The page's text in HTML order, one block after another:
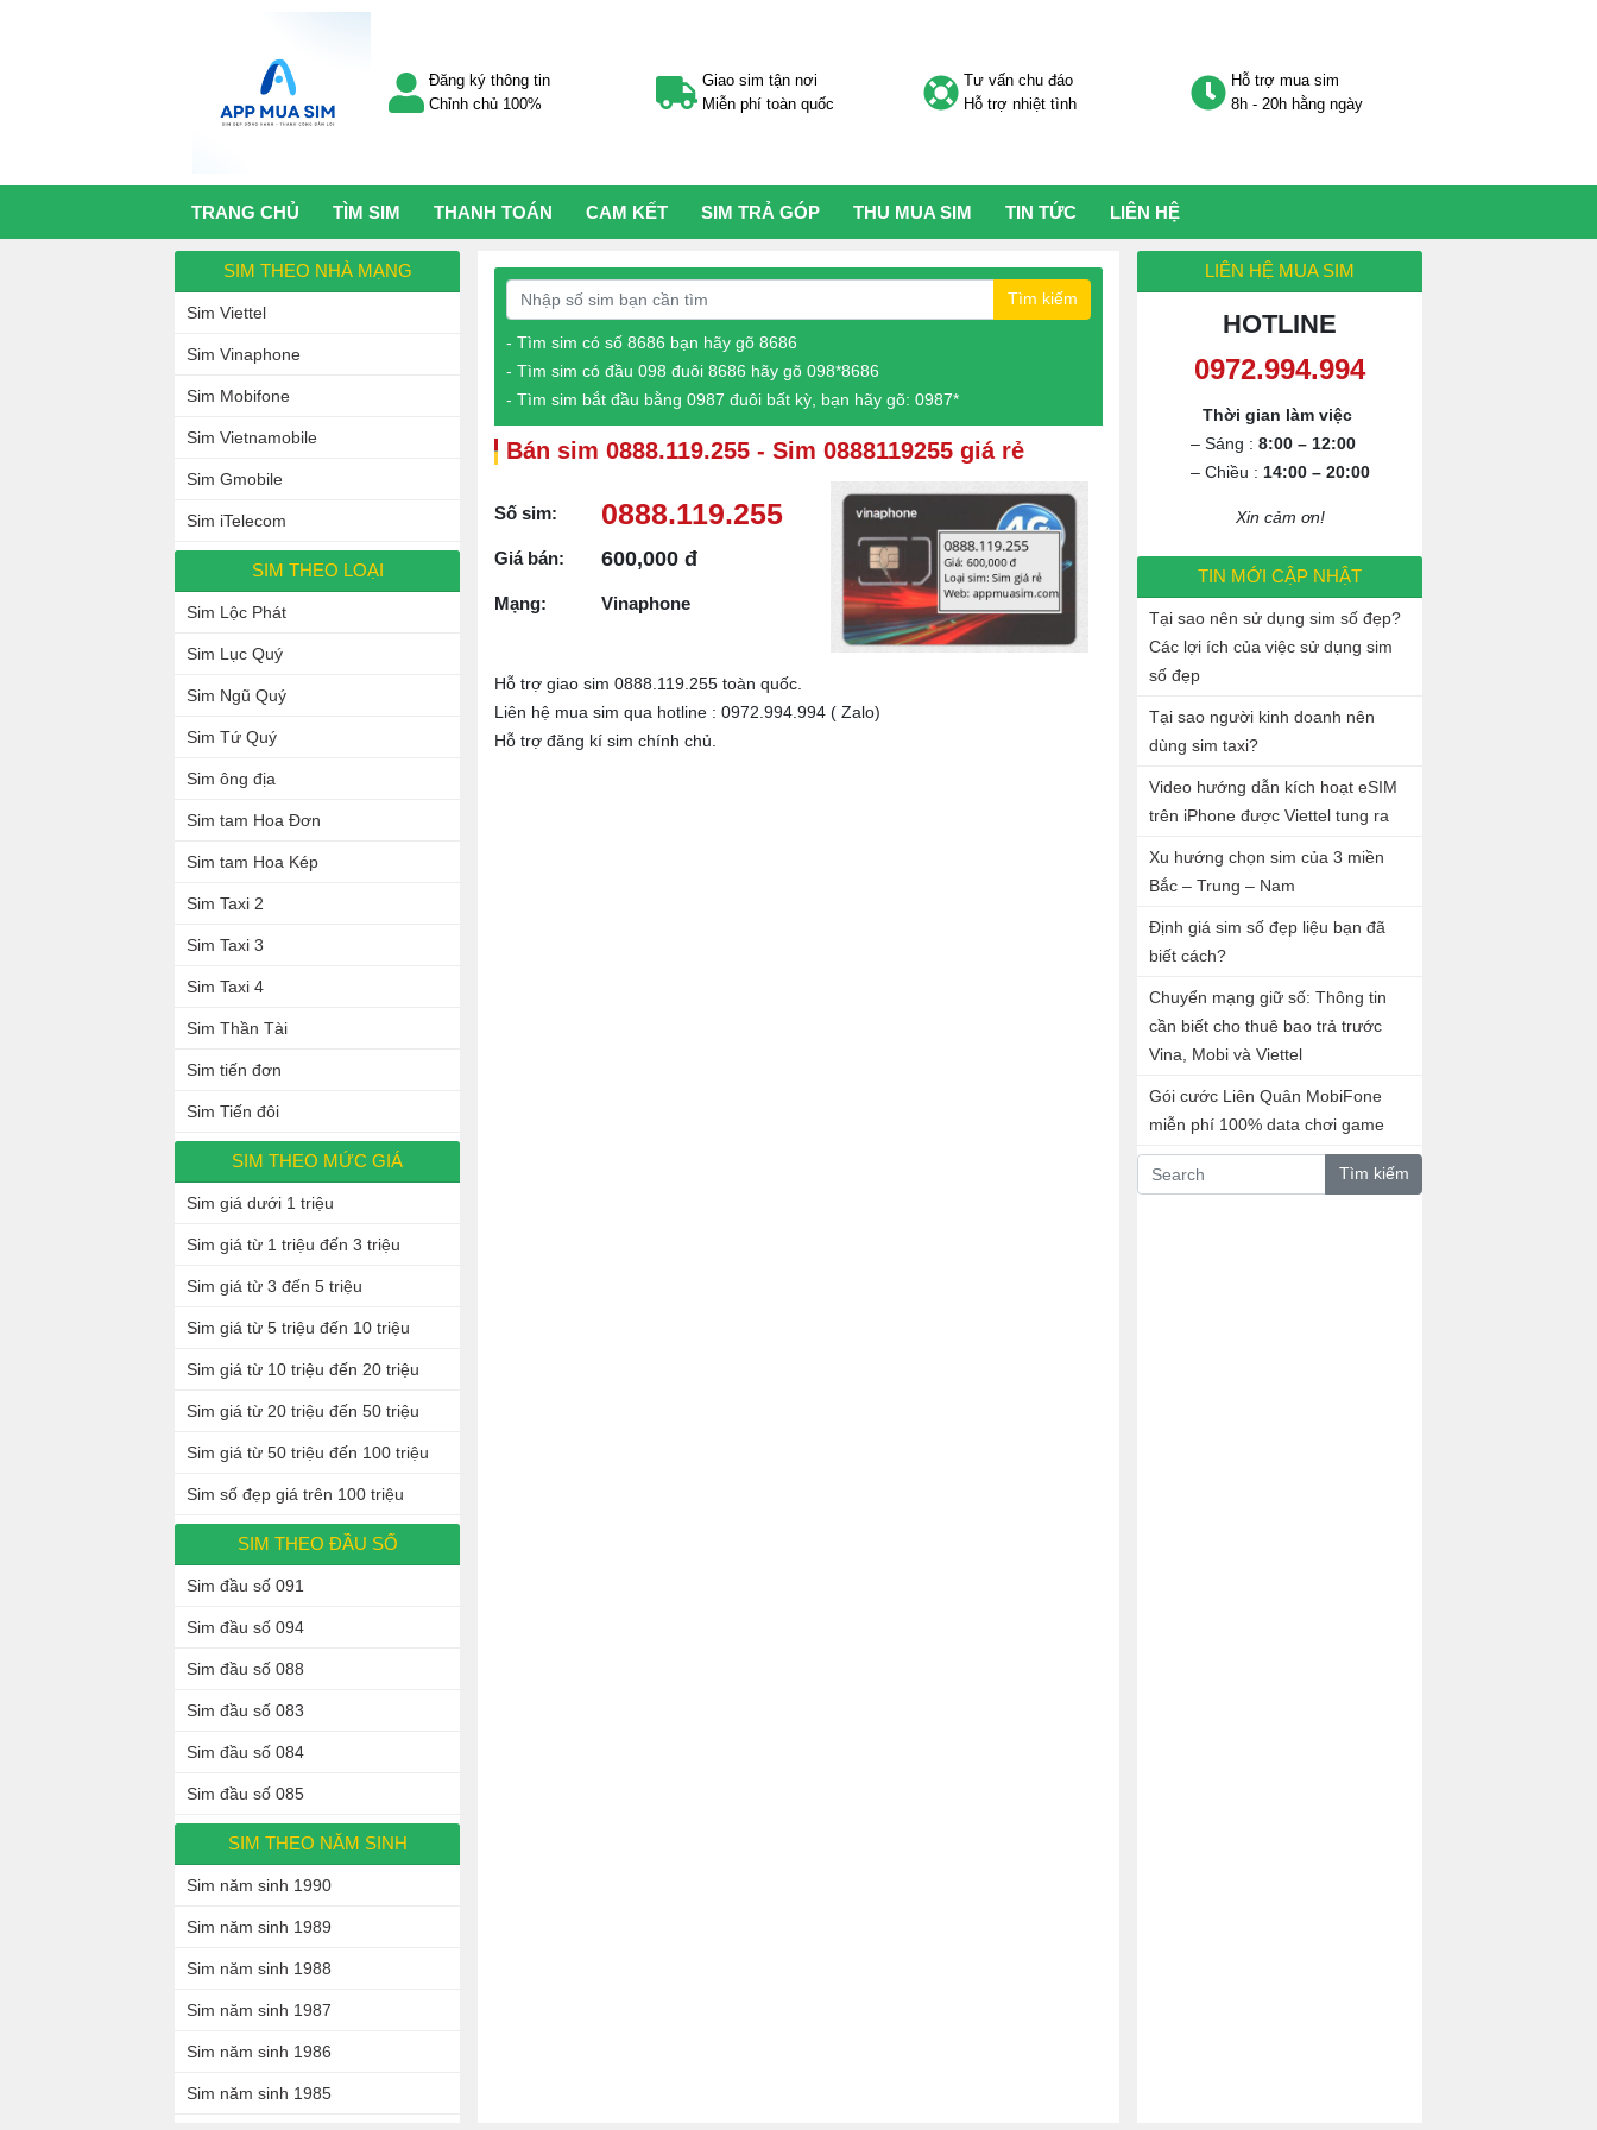
Đăng ký thông tin
Chỉnh chủ 100%
Giao sim tận nơi
Miễn phí toàn quốc
Tư vấn chu đáo
Hỗ trợ nhiệt tình
Hỗ trợ mua sim
8h - 20h hằng ngày
TRANG CHỦ TÌM SIM THANH TOÁN CAM KẾT SIM TRẢ GÓP THU MUA SIM TIN TỨC LIÊN HỆ
Tìm kiếm
- Tìm sim có số 8686 bạn hãy gõ 8686
- Tìm sim có đầu 098 đuôi 8686 hãy gõ 098*8686
- Tìm sim bắt đầu bằng 0987 đuôi bất kỳ, bạn hãy gõ: 0987*
Bán sim 0888.119.255 - Sim 0888119255 giá rẻ
Số sim: 0888.119.255
Giá bán: 600,000 đ
Mạng: Vinaphone
Hỗ trợ giao sim 0888.119.255 toàn quốc.
Liên hệ mua sim qua hotline : 0972.994.994 ( Zalo)
Hỗ trợ đăng kí sim chính chủ.
SIM THEO NHÀ MẠNG
Sim Viettel
Sim Vinaphone
Sim Mobifone
Sim Vietnamobile
Sim Gmobile
Sim iTelecom
SIM THEO LOẠI
Sim Lộc Phát
Sim Lục Quý
Sim Ngũ Quý
Sim Tứ Quý
Sim ông địa
Sim tam Hoa Đơn
Sim tam Hoa Kép
Sim Taxi 2
Sim Taxi 3
Sim Taxi 4
Sim Thần Tài
Sim tiến đơn
Sim Tiến đôi
SIM THEO MỨC GIÁ
Sim giá dưới 1 triệu
Sim giá từ 1 triệu đến 3 triệu
Sim giá từ 3 đến 5 triệu
Sim giá từ 5 triệu đến 10 triệu
Sim giá từ 10 triệu đến 20 triệu
Sim giá từ 20 triệu đến 50 triệu
Sim giá từ 50 triệu đến 100 triệu
Sim số đẹp giá trên 100 triệu
SIM THEO ĐẦU SỐ
Sim đầu số 091
Sim đầu số 094
Sim đầu số 088
Sim đầu số 083
Sim đầu số 084
Sim đầu số 085
SIM THEO NĂM SINH
Sim năm sinh 1990
Sim năm sinh 1989
Sim năm sinh 1988
Sim năm sinh 1987
Sim năm sinh 1986
Sim năm sinh 1985
LIÊN HỆ MUA SIM
HOTLINE
Thời gian làm việc
– Sáng : 8:00 – 12:00
– Chiều : 14:00 – 20:00
Xin cảm ơn!
TIN MỚI CẬP NHẬT
Tại sao nên sử dụng sim số đẹp?
Các lợi ích của việc sử dụng sim
số đẹp
Tại sao người kinh doanh nên
dùng sim taxi?
Video hướng dẫn kích hoạt eSIM
trên iPhone được Viettel tung ra
Xu hướng chọn sim của 3 miền
Bắc – Trung – Nam
Định giá sim số đẹp liệu bạn đã
biết cách?
Chuyển mạng giữ số: Thông tin
cần biết cho thuê bao trả trước
Vina, Mobi và Viettel
Gói cước Liên Quân MobiFone
miễn phí 100% data chơi game
Tìm kiếm